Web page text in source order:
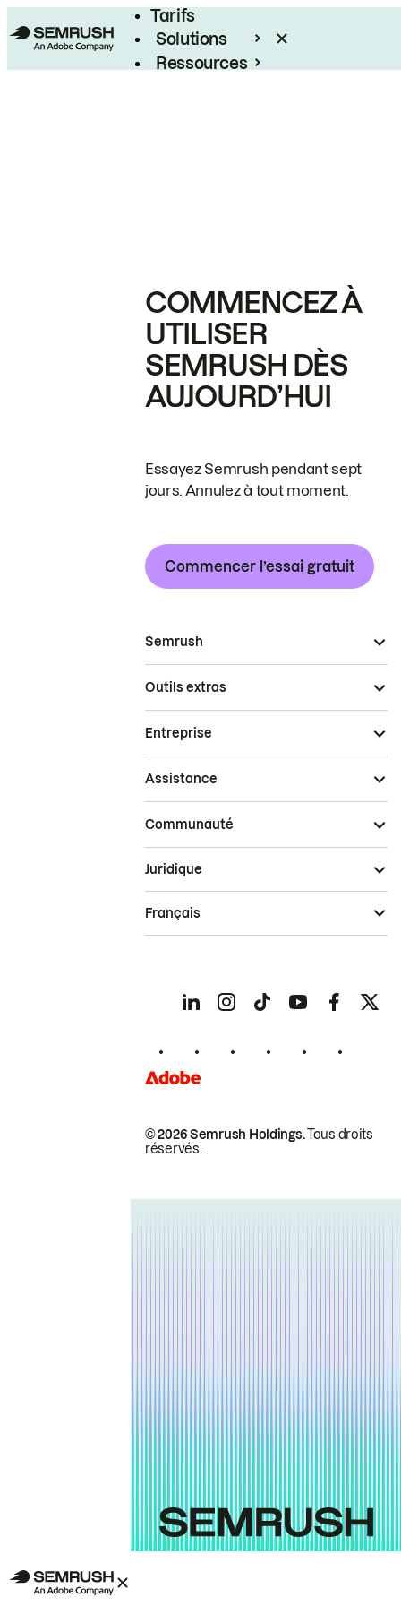
Tarifs
Solutions
Ressources
COMMENCEZ À
UTILISER
SEMRUSH DÈS
AUJOURD’HUI
Essayez Semrush pendant sept
jours. Annulez à tout moment.
Commencer l’essai gratuit
Semrush
Outils extras
Entreprise
Assistance
Communauté
© 2026 Semrush Holdings.Tous droits
réservés.
Juridique
Français